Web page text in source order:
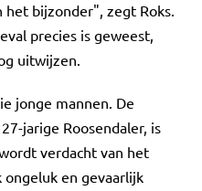
bijzonder", zegt Roks.
precies is geweest,
uitwijzen.
jonge mannen. De
jarige Roosendaler, is
verdacht van het
en gevaarlijk